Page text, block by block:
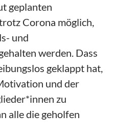
geplanten
Corona möglich,
und
werden. Dass
geklappt hat,
und der
zu
alle die geholfen